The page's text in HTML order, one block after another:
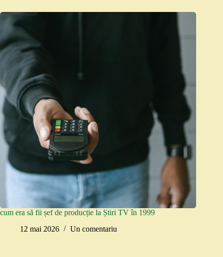
cum era să fii șef de producție la Știri TV în 1999
12 mai 2026
Un comentariu